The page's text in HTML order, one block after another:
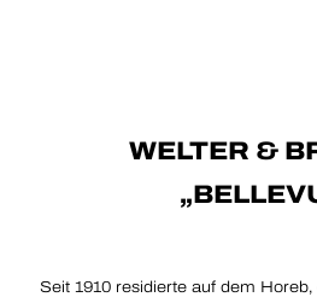
WELTER &
Seit 1910 residierte auf dem